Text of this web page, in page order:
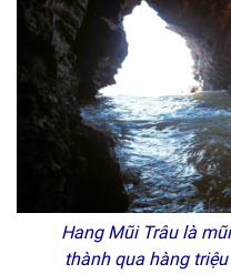
Hang Mũi Trâu là
thành qua hàng